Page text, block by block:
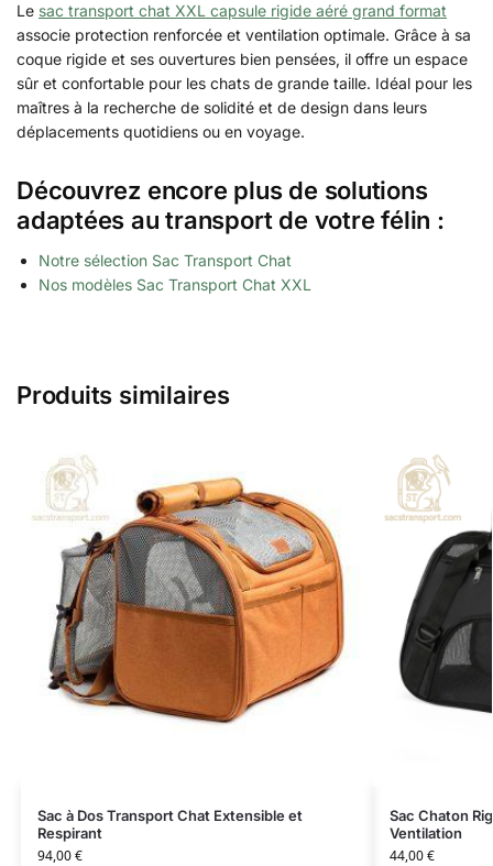
Le sac transport chat XXL capsule rigide aéré grand format
associe protection renforcée et ventilation optimale. Grâce à sa
coque rigide et ses ouvertures bien pensées, il offre un espace
sûr et confortable pour les chats de grande taille. Idéal pour les
maîtres à la recherche de solidité et de design dans leurs
déplacements quotidiens ou en voyage.
Découvrez encore plus de solutions
adaptées au transport de votre félin :
Notre sélection Sac Transport Chat
Nos modèles Sac Transport Chat XXL
Produits similaires
Sac à Dos Transport Chat Extensible et
Respirant
94,00€
Sac Chaton
Ventilation
44,00€